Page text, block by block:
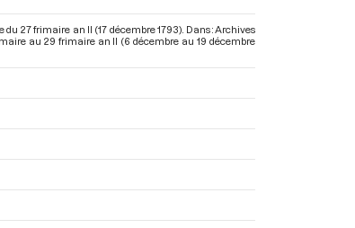
27 frimaire an II (17 décembre 1793). Dans : Archives
au 29 frimaire an II (6 décembre au 19 décembre